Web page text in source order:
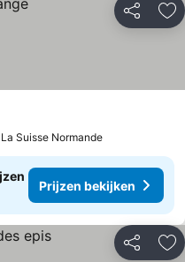
Delen
Suisse Normande
Prijzen bekijken
Delen